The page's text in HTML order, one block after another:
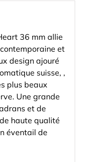
36 mm allie
et
design ajouré
suisse, ,
plus beaux
Une grande
et de
haute qualité
éventail de